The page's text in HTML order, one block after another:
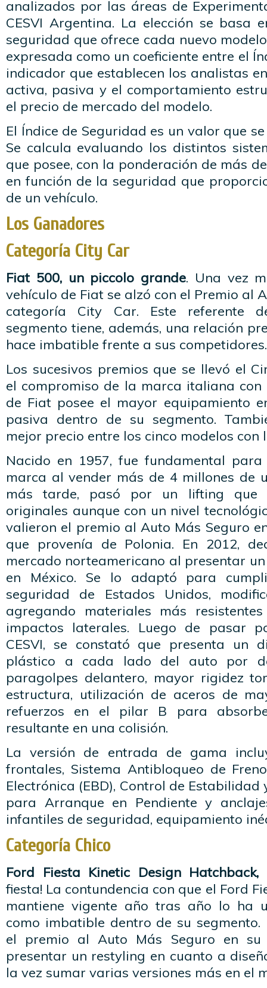
analizados por las áreas de
CESVI Argentina. La elección se basa
seguridad que ofrece cada nuevo
expresada como un coeficiente entre el
indicador que establecen los analistas
activa, pasiva y el comportamiento
el precio de mercado del modelo.
El Índice de Seguridad es un valor que
Se calcula evaluando los distintos
que posee, con la ponderación de más
en función de la seguridad que
de un vehículo.
Los Ganadores
Categoría City Car
Fiat 500, un piccolo grande. Una vez
vehículo de Fiat se alzó con el Premio al
categoría City Car. Este referente
segmento tiene, además, una relación
hace imbatible frente a sus competidores.
Los sucesivos premios que se llevó el
el compromiso de la marca italiana
de Fiat posee el mayor equipamiento
pasiva dentro de su segmento.
mejor precio entre los cinco modelos con
Nacido en 1957, fue fundamental
marca al vender más de 4 millones de
más tarde, pasó por un lifting que
originales aunque con un nivel
valieron el premio al Auto Más Seguro
que provenía de Polonia. En 2012,
mercado norteamericano al presentar
en México. Se lo adaptó para
seguridad de Estados Unidos,
agregando materiales más
impactos laterales. Luego de pasar
CESVI, se constató que presenta un
plástico a cada lado del auto por
paragolpes delantero, mayor rigidez
estructura, utilización de aceros de
refuerzos en el pilar B para
resultante en una colisión.
La versión de entrada de gama
frontales, Sistema Antibloqueo de
Electrónica (EBD), Control de Estabilidad
para Arranque en Pendiente y
infantiles de seguridad, equipamiento
Categoría Chico
Ford Fiesta Kinetic Design Hatchback,
fiesta! La contundencia con que el Ford
mantiene vigente año tras año lo ha
como imbatible dentro de su segmento.
el premio al Auto Más Seguro en su
presentar un restyling en cuanto a
la vez sumar varias versiones más en el